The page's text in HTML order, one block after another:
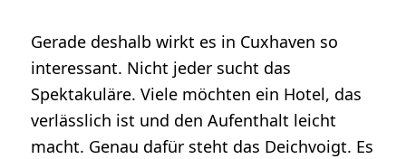
Gerade deshalb wirkt es in Cuxhaven so
interessant. Nicht jeder sucht das
Spektakuläre. Viele möchten ein Hotel, das
verlässlich ist und den Aufenthalt leicht
macht. Genau dafür steht das Deichvoigt. Es